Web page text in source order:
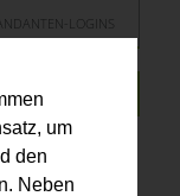
um
den
Neben
LOGINS